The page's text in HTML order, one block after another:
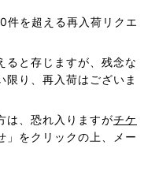
件を超える再入荷リクエ
ると存じますが、残念な
限り、再入荷はございま
は、恐れ入りますがチケ
」をクリックの上、メー